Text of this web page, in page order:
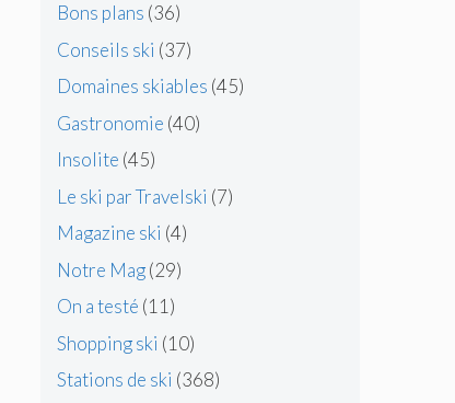
Bons plans (36)
Conseils ski (37)
Domaines skiables (45)
Gastronomie (40)
Insolite (45)
Le ski par Travelski (7)
Magazine ski (4)
Notre Mag(29)
On a testé (11)
Shopping ski (10)
Stations de ski (368)